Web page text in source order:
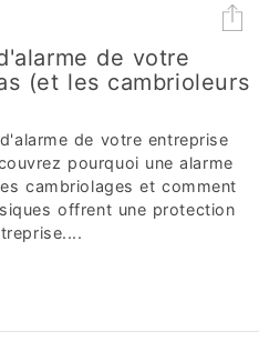
de votre
(et les cambrioleurs
de votre entreprise
pourquoi une alarme
cambriolages et comment
offrent une protection